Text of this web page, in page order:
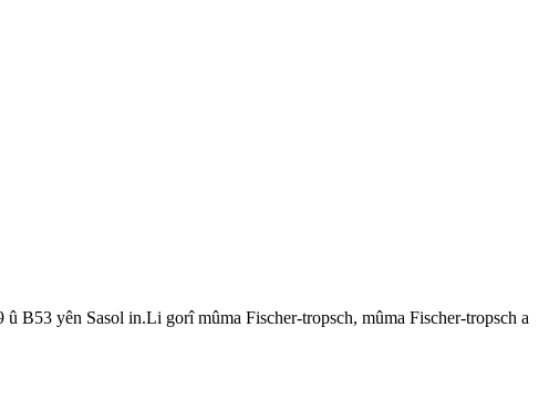
B53 yên Sasol in.Li gorî mûma Fischer-tropsch, mûma Fischer-tropsch a